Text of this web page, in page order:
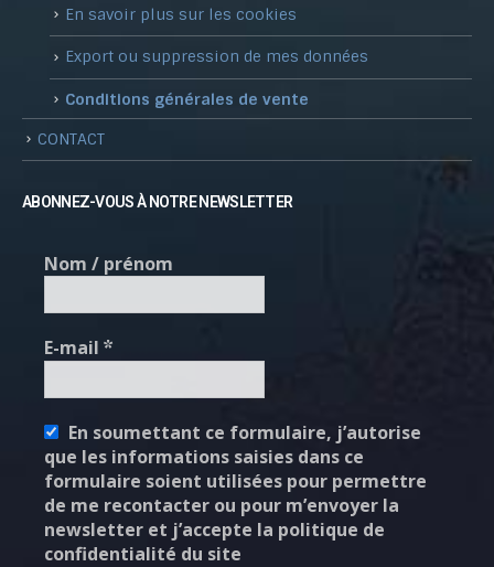
En savoir plus sur les cookies
Export ou suppression de mes données
Conditions générales de vente
CONTACT
ABONNEZ-VOUS À NOTRE NEWSLETTER
Nom / prénom
E-mail *
En soumettant ce formulaire, j’autorise
que les informations saisies dans ce
formulaire soient utilisées pour permettre
de me recontacter ou pour m’envoyer la
newsletter et j’accepte la politique de
confidentialité du site